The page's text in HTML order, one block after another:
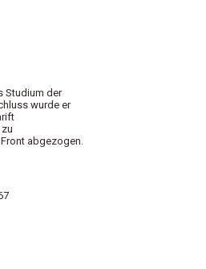
Studium der
wurde er
abgezogen.